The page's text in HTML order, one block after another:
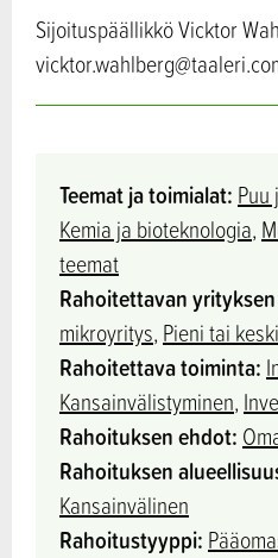
Sijoituspäällikkö Vicktor
Teemat ja toimialat: Puu
Kemia ja bioteknologia,
teemat
Rahoitettavan
mikroyritys, Pieni tai
Rahoitettava toiminta:
Kansainvälistyminen,
Rahoituksen ehdot:
Rahoituksen
Kansainvälinen
Rahoitustyyppi: